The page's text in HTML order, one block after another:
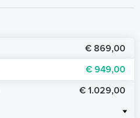
€ 869,00
€ 949,00
€ 1.029,00